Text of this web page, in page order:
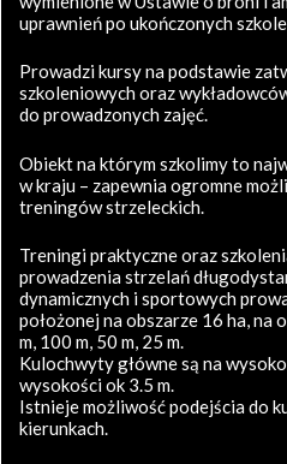
uprawnień po ukończonych
Prowadzi kursy na podstawie
szkoleniowych oraz
do prowadzonych zajęć.
Obiekt na którym szkolimy to
w kraju – zapewnia ogromne
treningów strzeleckich.
Treningi praktyczne oraz
prowadzenia strzelań
dynamicznych i sportowych
położonej na obszarze 16 ha, na
m, 100 m, 50 m, 25 m.
Kulochwyty główne są na
wysokości ok 3.5 m.
Istnieje możliwość podejścia do
kierunkach.